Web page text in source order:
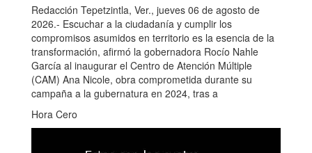
Redacción Tepetzintla, Ver., jueves 06 de agosto de
2026.- Escuchar a la ciudadanía y cumplir los
compromisos asumidos en territorio es la esencia de la
transformación, afirmó la gobernadora Rocío Nahle
García al inaugurar el Centro de Atención Múltiple
(CAM) Ana Nicole, obra comprometida durante su
campaña a la gubernatura en 2024, tras a
Hora Cero